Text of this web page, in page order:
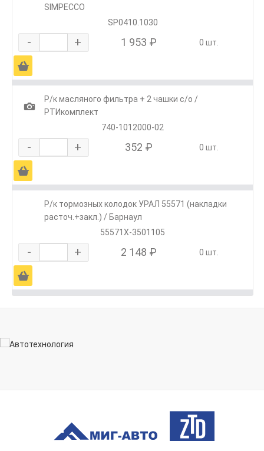
SIMPECCO
SP0410.1030
- + 1 953 ₽ 0 шт.
Ä
1
Р/к масляного фильтра + 2 чашки с/о /
РТИкомплект
740-1012000-02
- + 352 ₽ 0 шт.
Ä
Р/к тормозных колодок УРАЛ 55571 (накладки
расточ.+закл.) / Барнаул
55571Х-3501105
- + 2 148 ₽ 0 шт.
Ä